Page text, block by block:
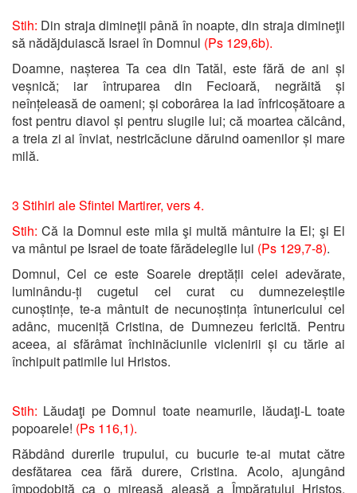
Stih: Din straja dimineţii până în noapte, din straja dimineţii
să nădăjduiască Israel în Domnul (Ps 129,6b).
Doamne, nașterea Ta cea din Tatăl, este fără de ani și
veșnică; iar întruparea din Fecioară, negrăită și
neînțeleasă de oameni; și coborârea la iad înfricoșătoare a
fost pentru diavol și pentru slugile lui; că moartea călcând,
a treia zi ai înviat, nestricăciune dăruind oamenilor și mare
milă.
3 Stihiri ale Sfintei Martirer, vers 4.
Stih:Că la Domnul este mila şi multă mântuire la El; şi El
va mântui pe Israel de toate fărădelegile lui (Ps 129,7-8).
Domnul, Cel ce este Soarele dreptății celei adevărate,
luminându-ți cugetul cel curat cu dumnezeieștile
cunoștințe, te-a mântuit de necunoștința întunericului cel
adânc, muceniță Cristina, de Dumnezeu fericită. Pentru
aceea, ai sfărâmat închinăciunile viclenirii și cu tărie ai
închipuit patimile lui Hristos.
Stih: Lăudaţi pe Domnul toate neamurile, lăudaţi-L toate
popoarele! (Ps 116,1).
Răbdând durerile trupului, cu bucurie te-ai mutat către
desfătarea cea fără durere, Cristina. Acolo, ajungând
împodobită ca o mireasă aleasă a Împăratului Hristos,